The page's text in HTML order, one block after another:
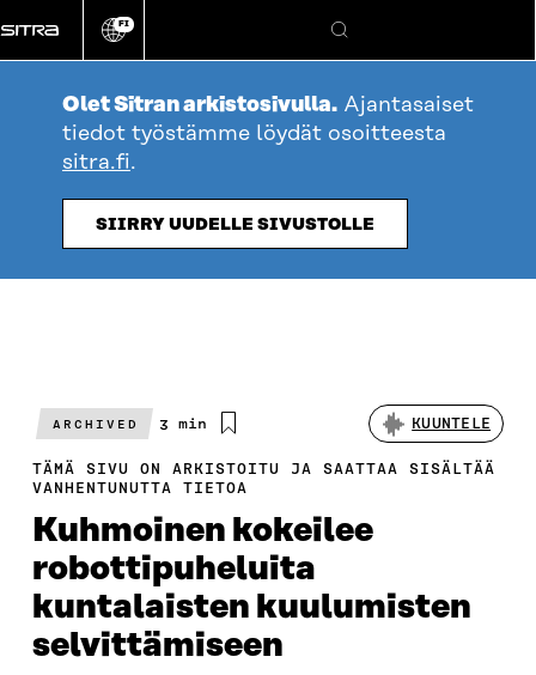
suoraan
sisältöön
Vaihda
kieli
FI
Hae
Olet Sitran arkistosivulla. Ajantasaiset
tiedot työstämme löydät osoitteesta
sitra.fi.
SIIRRY UUDELLE SIVUSTOLLE
ARCHIVED
Arvioitu
3 min KUUNTELE
TÄMÄ SIVU ON ARKISTOITU JA SAATTAA SISÄLTÄÄ
VANHENTUNUTTA TIETOA
Kuhmoinen kokeilee
robottipuheluita
kuntalaisten kuulumisten
selvittämiseen